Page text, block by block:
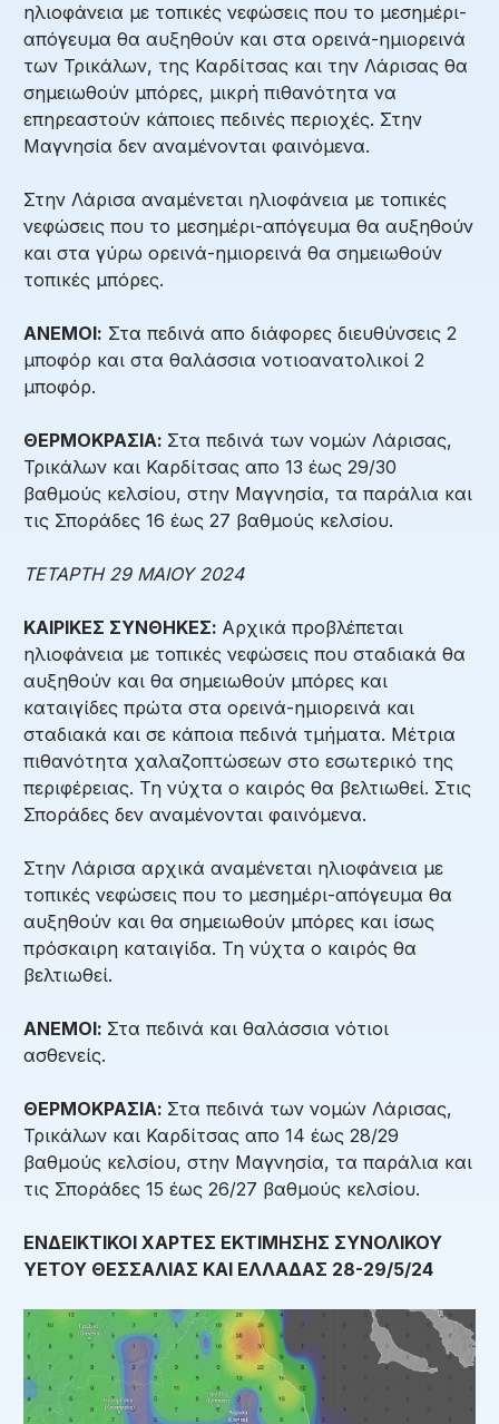
ηλιοφάνεια με τοπικές νεφώσεις που το μεσημέρι-
απόγευμα θα αυξηθούν και στα ορεινά-ημιορεινά
των Τρικάλων, της Καρδίτσας και την Λάρισας θα
σημειωθούν μπόρες, μικρή πιθανότητα να
επηρεαστούν κάποιες πεδινές περιοχές. Στην
Μαγνησία δεν αναμένονται φαινόμενα.
Στην Λάρισα αναμένεται ηλιοφάνεια με τοπικές
νεφώσεις που το μεσημέρι-απόγευμα θα αυξηθούν
και στα γύρω ορεινά-ημιορεινά θα σημειωθούν
τοπικές μπόρες.
ΑΝΕΜΟΙ: Στα πεδινά απο διάφορες διευθύνσεις 2
μποφόρ και στα θαλάσσια νοτιοανατολικοί 2
μποφόρ.
ΘΕΡΜΟΚΡΑΣΙΑ: Στα πεδινά των νομών Λάρισας,
Τρικάλων και Καρδίτσας απο 13 έως 29/30
βαθμούς κελσίου, στην Μαγνησία, τα παράλια και
τις Σποράδες 16 έως 27 βαθμούς κελσίου.
ΤΕΤΑΡΤΗ 29 ΜΑΙΟΥ 2024
ΚΑΙΡΙΚΕΣ ΣΥΝΘΗΚΕΣ: Αρχικά προβλέπεται
ηλιοφάνεια με τοπικές νεφώσεις που σταδιακά θα
αυξηθούν και θα σημειωθούν μπόρες και
καταιγίδες πρώτα στα ορεινά-ημιορεινά και
σταδιακά και σε κάποια πεδινά τμήματα. Μέτρια
πιθανότητα χαλαζοπτώσεων στο εσωτερικό της
περιφέρειας. Τη νύχτα ο καιρός θα βελτιωθεί. Στις
Σποράδες δεν αναμένονται φαινόμενα.
Στην Λάρισα αρχικά αναμένεται ηλιοφάνεια με
τοπικές νεφώσεις που το μεσημέρι-απόγευμα θα
αυξηθούν και θα σημειωθούν μπόρες και ίσως
πρόσκαιρη καταιγίδα. Τη νύχτα ο καιρός θα
βελτιωθεί.
ΑΝΕΜΟΙ: Στα πεδινά και θαλάσσια νότιοι
ασθενείς.
ΘΕΡΜΟΚΡΑΣΙΑ: Στα πεδινά των νομών Λάρισας,
Τρικάλων και Καρδίτσας απο 14 έως 28/29
βαθμούς κελσίου, στην Μαγνησία, τα παράλια και
τις Σποράδες 15 έως 26/27 βαθμούς κελσίου.
ΕΝΔΕΙΚΤΙΚΟΙ ΧΑΡΤΕΣ ΕΚΤΙΜΗΣΗΣ ΣΥΝΟΛΙΚΟΥ
ΥΕΤΟΥ ΘΕΣΣΑΛΙΑΣ ΚΑΙ ΕΛΛΑΔΑΣ 28-29/5/24